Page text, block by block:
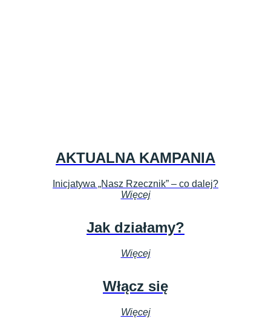
AKTUALNA KAMPANIA
Inicjatywa „Nasz Rzecznik” – co dalej?
Więcej
Jak działamy?
Więcej
Włącz się
Więcej